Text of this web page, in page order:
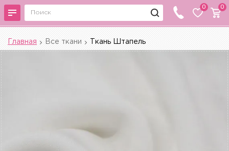
0 0
Главная Все ткани Ткань Штапель